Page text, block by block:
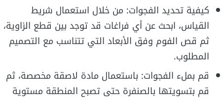
كيفية تحديد الفجوات: من خلال استعمال شريط
القياس، ابحث عن أي فراغات قد توجد بين قطع الزاوية،
ثم قص الفوم وفق الأبعاد التي تتناسب مع التصميم
المطلوب.
قم بملء الفجوات: باستعمال مادة لاصقة مخصصة، ثم
قم بتسويتها بالصنفرة حتى تصبح المنطقة مستوية